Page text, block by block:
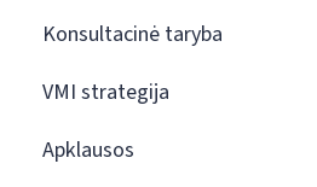
Konsultacinė taryba
VMI strategija
Apklausos